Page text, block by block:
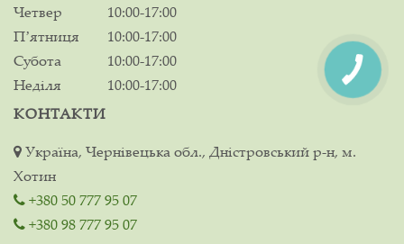
Четвер
10:00-17:00
Пʼятниця
10:00-17:00
Субота
10:00-17:00
Неділя
10:00-17:00
КОНТАКТИ
Україна, Чернівецька обл., Дністровський р-н, м.
Хотин
+380 50 777 95 07
+380 98 777 95 07